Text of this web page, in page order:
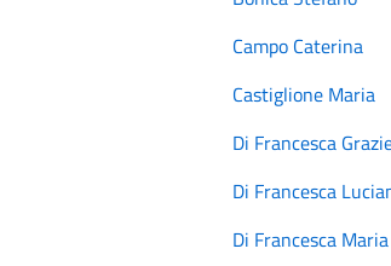
Campo Caterina
Castiglione Maria
Di Francesca
Di Francesca
Di Francesca